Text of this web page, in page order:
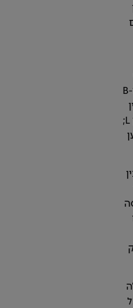
והכוח האלקטרומגנטי מעבירים השדות A ו-B; השדה החשמלי והשדה המגנטי הם צירופים של A ו-B
שלהם סביב כיוון התנועה הוא בכיוון שבו אצבעות יד שמאל פונות סביב האגודל) מאוחדים בסימון L;